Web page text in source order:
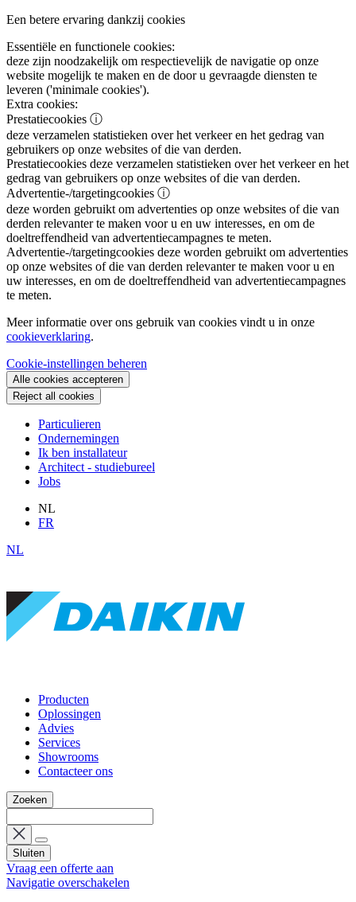
Een betere ervaring dankzij cookies
Essentiële en functionele cookies:
deze zijn noodzakelijk om respectievelijk de navigatie op onze
website mogelijk te maken en de door u gevraagde diensten te
leveren ('minimale cookies').
Extra cookies:
Prestatiecookies ⓘ
deze verzamelen statistieken over het verkeer en het gedrag van
gebruikers op onze websites of die van derden.
Prestatiecookies deze verzamelen statistieken over het verkeer en het
gedrag van gebruikers op onze websites of die van derden.
Advertentie-/targetingcookies ⓘ
deze worden gebruikt om advertenties op onze websites of die van
derden relevanter te maken voor u en uw interesses, en om de
doeltreffendheid van advertentiecampagnes te meten.
Advertentie-/targetingcookies deze worden gebruikt om advertenties
op onze websites of die van derden relevanter te maken voor u en
uw interesses, en om de doeltreffendheid van advertentiecampagnes
te meten.
Meer informatie over ons gebruik van cookies vindt u in onze
cookieverklaring.
Cookie-instellingen beheren
Alle cookies accepteren
Reject all cookies
Particulieren
Ondernemingen
Ik ben installateur
Architect - studiebureel
Jobs
NL
FR
NL
Producten
Oplossingen
Advies
Services
Showrooms
Contacteer ons
Zoeken
Sluiten
Vraag een offerte aan
Navigatie overschakelen